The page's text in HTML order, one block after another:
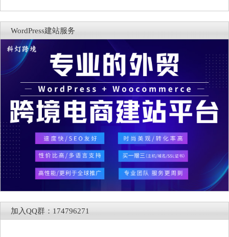
WordPress建站服务
加入QQ群：174796271